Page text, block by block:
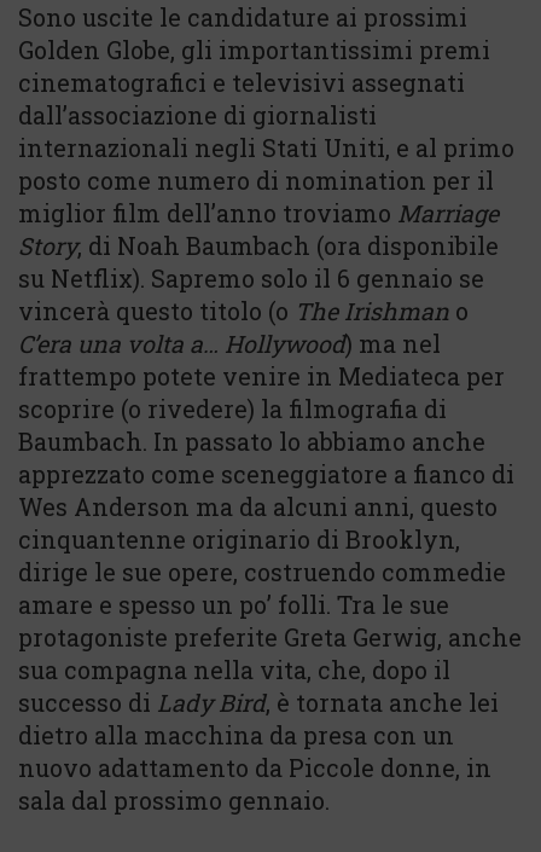
Sono uscite le candidature ai prossimi
Golden Globe, gli importantissimi premi
cinematografici e televisivi assegnati
dall’associazione di giornalisti
internazionali negli Stati Uniti, e al primo
posto come numero di nomination per il
miglior film dell’anno troviamo Marriage
Story, di Noah Baumbach (ora disponibile
su Netflix). Sapremo solo il 6 gennaio se
vincerà questo titolo (o The Irishman o
C’era una volta a… Hollywood) ma nel
frattempo potete venire in Mediateca per
scoprire (o rivedere) la filmografia di
Baumbach. In passato lo abbiamo anche
apprezzato come sceneggiatore a fianco di
Wes Anderson ma da alcuni anni, questo
cinquantenne originario di Brooklyn,
dirige le sue opere, costruendo commedie
amare e spesso un po’ folli. Tra le sue
protagoniste preferite Greta Gerwig, anche
sua compagna nella vita, che, dopo il
successo di Lady Bird, è tornata anche lei
dietro alla macchina da presa con un
nuovo adattamento da Piccole donne, in
sala dal prossimo gennaio.